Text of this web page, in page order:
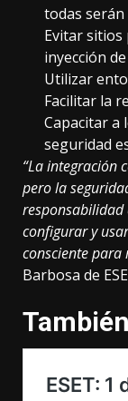
todas serán
Evitar sitios
inyección
Utilizar
Facilitar la
Capacitar a
seguridad
“La integración
pero la
responsabilidad
configurar y
consciente para
Barbosa de